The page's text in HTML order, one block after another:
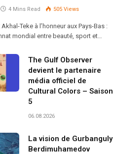
4 Mins Read 505 Views
Teke à l’honneur aux Pays-Bas :
mondial entre beauté, sport et…
The Gulf Observer
devient le partenaire
média officiel de
Cultural Colors – Saison
5
06.08.2026
La vision de Gurbanguly
Berdimuhamedov